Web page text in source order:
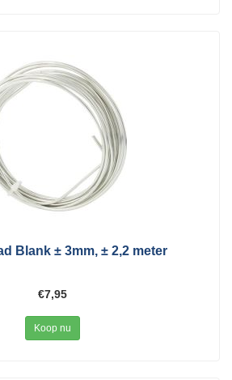
Blank ± 3mm, ± 2,2 meter
€7,95
Koop nu